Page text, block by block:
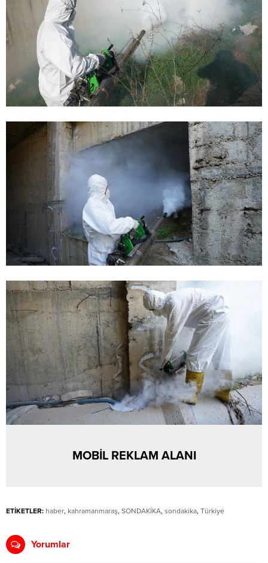
MOBİL REKLAM ALANI
ETİKETLER: haber, kahramanmaraş, SONDAKİKA, sondakika, Türkiye
Yorumlar